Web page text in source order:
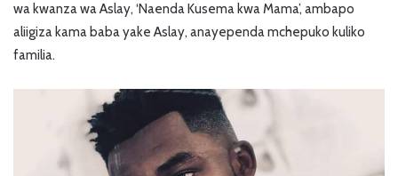
wa kwanza wa Aslay, ‘Naenda Kusema kwa Mama’, ambapo
aliigiza kama baba yake Aslay, anayependa mchepuko kuliko
familia.